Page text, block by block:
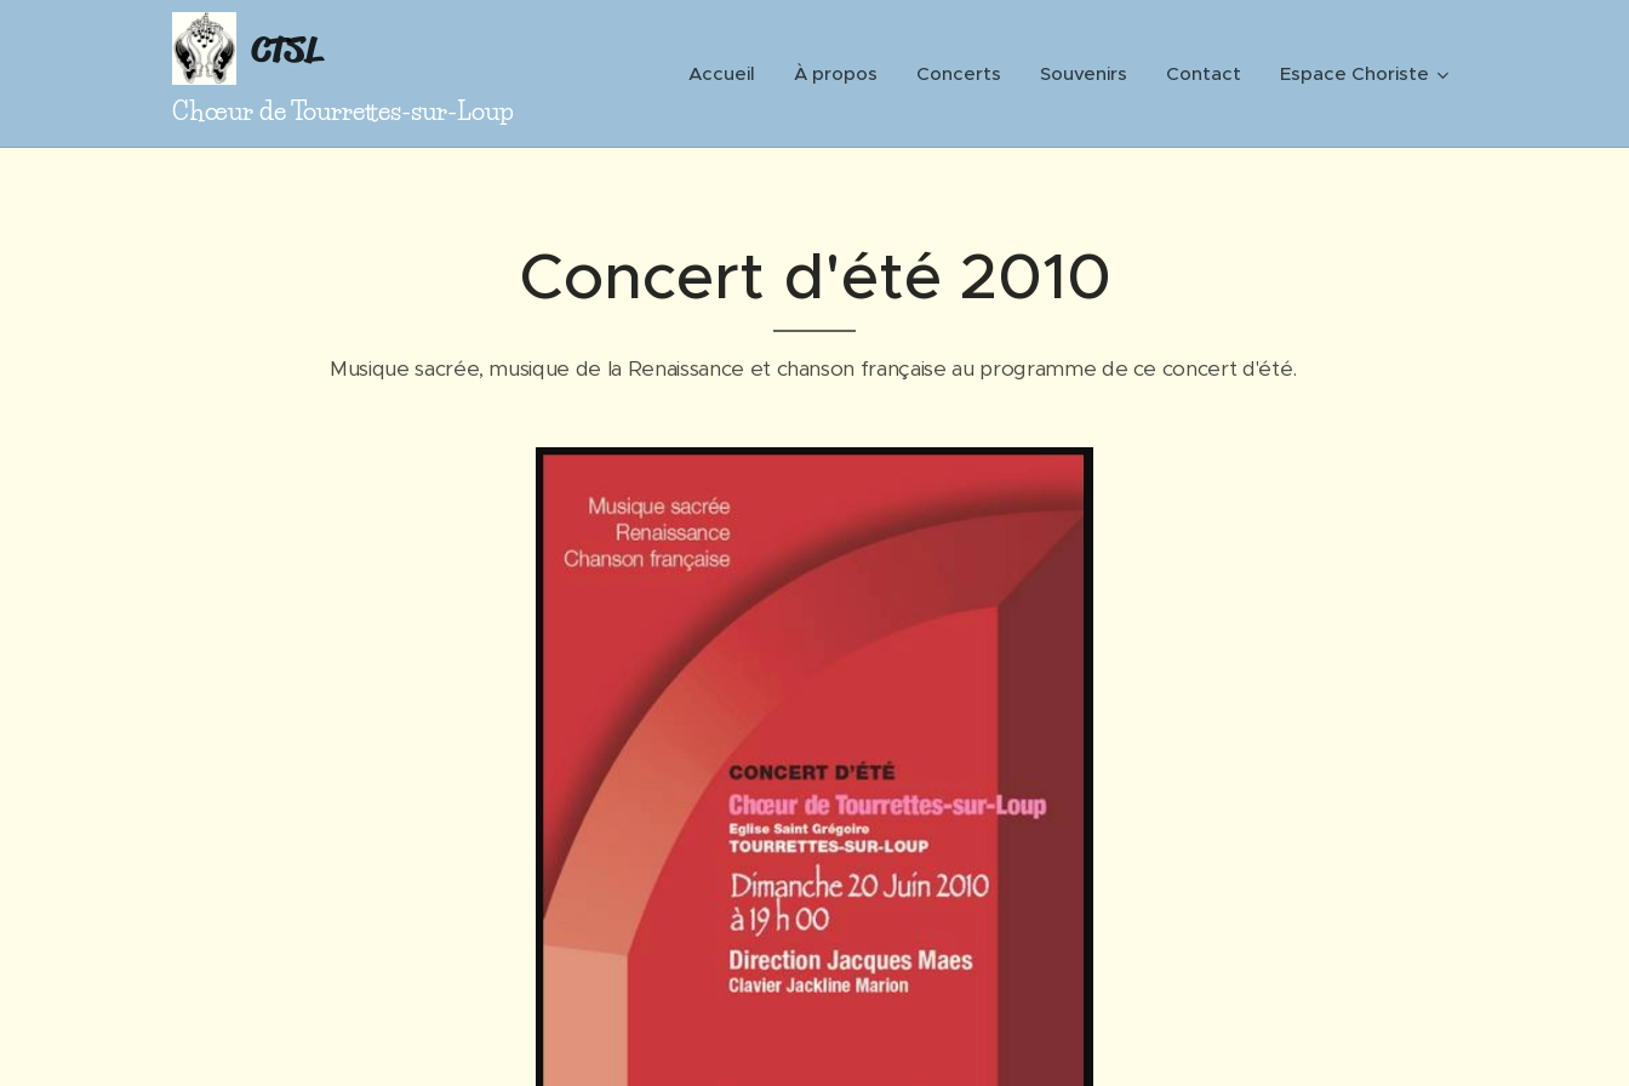
CTSL
Chœur de Tourrettes-sur-Loup
Accueil À propos Concerts Souvenirs Contact Espace Choriste
Concert d'été 2010
Musique sacrée, musique de la Renaissance et chanson française au programme de ce concert d'été.